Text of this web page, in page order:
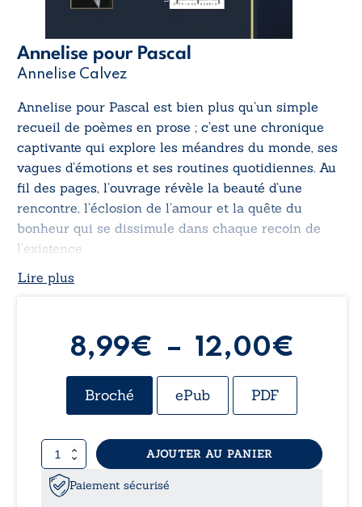
Annelise pour Pascal
Annelise Calvez
Annelise pour Pascal est bien plus qu’un simple
recueil de poèmes en prose ; c’est une chronique
captivante qui explore les méandres du monde, ses
vagues d’émotions et ses routines quotidiennes. Au
fil des pages, l’ouvrage révèle la beauté d’une
rencontre, l’éclosion de l’amour et la quête du
bonheur qui se dissimule dans chaque recoin de
l’existence.
Lire plus
8,99€ – 12,00€
de
Broché ePub PDF
quantité
de
Annelise
pour
AJOUTER AU PANIER
Paiement sécurisé